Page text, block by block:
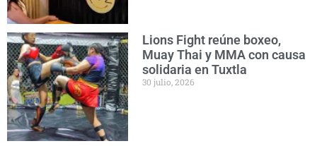
Lions Fight reúne boxeo,
Muay Thai y MMA con causa
solidaria en Tuxtla
30 julio, 2026